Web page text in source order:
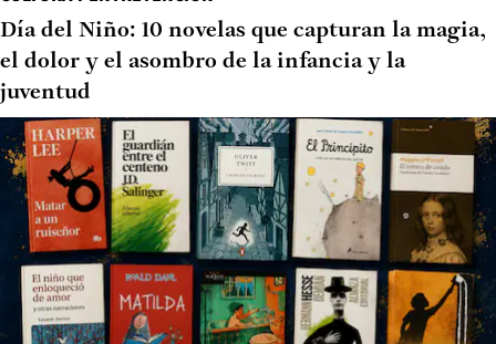
Día del Niño: 10 novelas que capturan la magia,
el dolor y el asombro de la infancia y la
juventud